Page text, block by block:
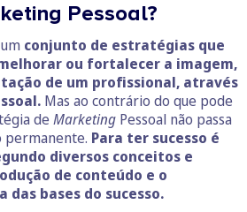
Pessoal?
conjunto de estratégias que
ou fortalecer a imagem,
de um profissional, através
Mas ao contrário do que pode
de Marketing Pessoal não passa
permanente. Para ter sucesso é
diversos conceitos e
de conteúdo e o
das bases do sucesso.